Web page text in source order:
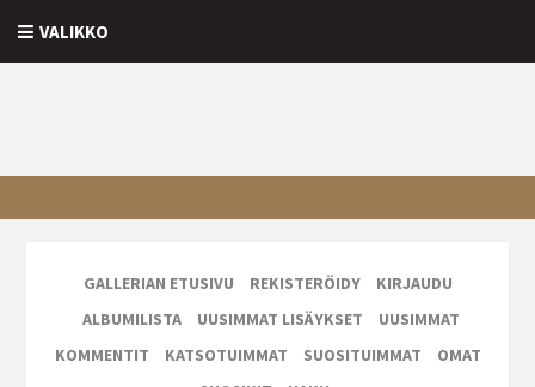
VALIKKO
GALLERIAN ETUSIVU REKISTERÖIDY
KIRJAUDU
ALBUMILISTA
UUSIMMAT LISÄYKSET
UUSIMMAT
KOMMENTIT
KATSOTUIMMAT SUOSITUIMMAT
OMAT